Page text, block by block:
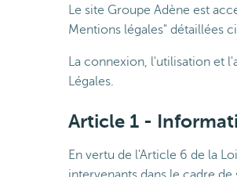
Le site Groupe Adène est
Mentions légales" détaillées
La connexion, l'utilisation et
Légales.
Article 1 -
En vertu de l'Article 6 de la